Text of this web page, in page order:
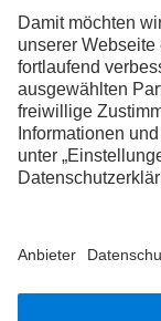
Impressum